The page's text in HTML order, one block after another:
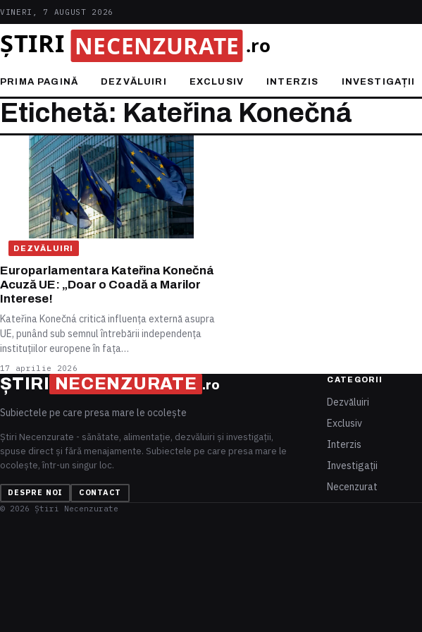
VINERI, 7 AUGUST 2026
PRIMA PAGINĂ DEZVĂLUIRI EXCLUSIV INTERZIS INVESTIGAȚII
Etichetă: Kateřina Konečná
DEZVĂLUIRI
Europarlamentara Kateřina Konečná
Acuză UE: „Doar o Coadă a Marilor
Interese!
Kateřina Konečná critică influența externă asupra
UE, punând sub semnul întrebării independența
instituțiilor europene în fața…
17 aprilie 2026
ȘTIRI NECENZURATE .ro
Subiectele pe care presa mare le ocolește
Știri Necenzurate - sănătate, alimentație, dezvăluiri și investigații,
spuse direct și fără menajamente. Subiectele pe care presa mare le
ocolește, într-un singur loc.
DESPRE NOI CONTACT
CATEGORII
Dezvăluiri
Exclusiv
Interzis
Investigații
Necenzurat
© 2026 Știri Necenzurate